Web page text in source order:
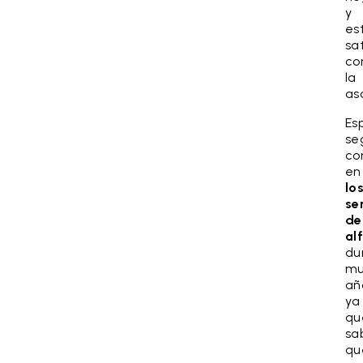
y
la
en
de
ya